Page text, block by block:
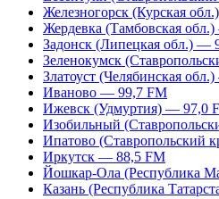
Железногорск (Курская
Жердевка (Тамбовская
Задонск (Липецкая обл.) —
Зеленокумск
Златоуст (Челябинская
Иваново — 99,7 FM
Ижевск (Удмуртия) — 97,0
Изобильный
Ипатово (Ставропольский
Иркутск — 88,5 FM
Йошкар-Ола (Республика
Казань (Республика